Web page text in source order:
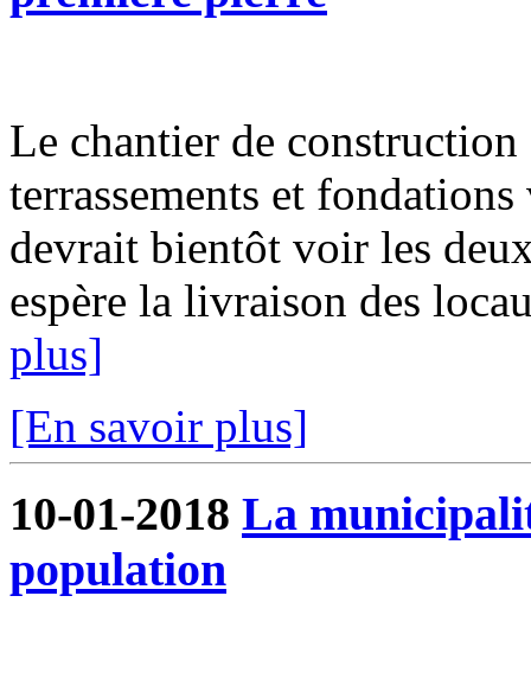
Le chantier de
terrassements et
devrait bientôt voir les
espère la livraison des
plus]
[En savoir plus]
10-01-2018 La
population